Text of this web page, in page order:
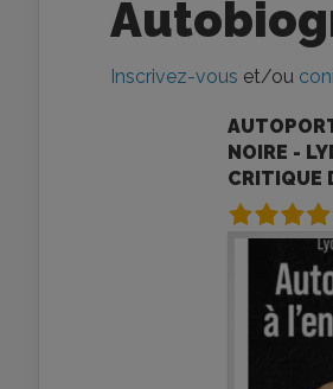
Inscrivez-vous et/ou
NOIRE -
CRITIQUE